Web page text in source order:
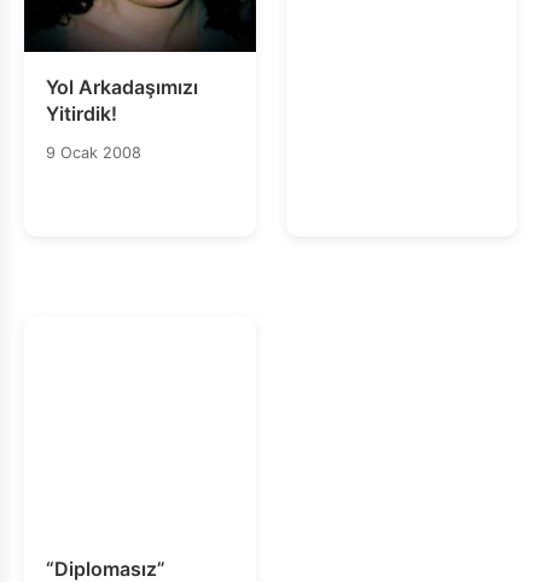
Yol Arkadaşımızı
Yitirdik!
9 Ocak 2008
“Diplomasız”